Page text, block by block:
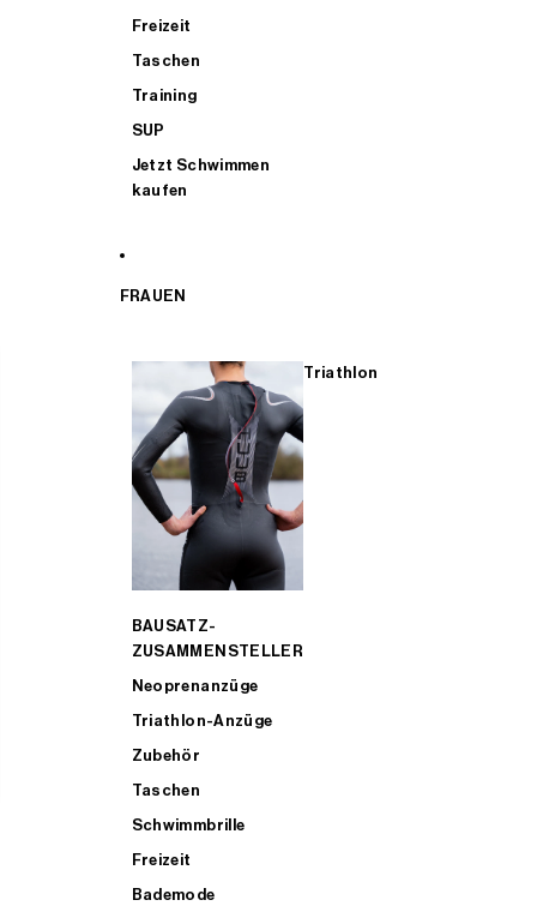
Freizeit
Taschen
Training
SUP
Jetzt Schwimmen
kaufen
FRAUEN
Triathlon
BAUSATZ-
ZUSAMMENSTELLER
Neoprenanzüge
Triathlon-Anzüge
Zubehör
Taschen
Schwimmbrille
Freizeit
Bademode